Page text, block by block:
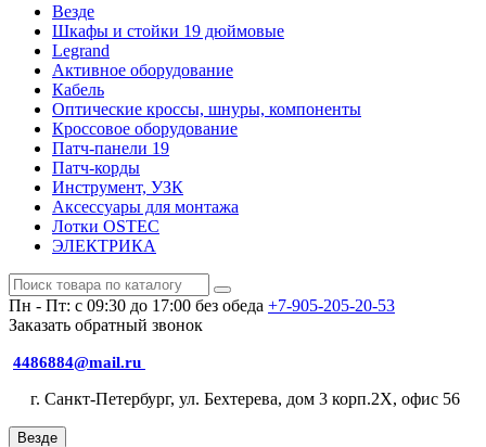
Везде
Шкафы и стойки 19 дюймовые
Legrand
Активное оборудование
Кабель
Оптические кроссы, шнуры, компоненты
Кроссовое оборудование
Патч-панели 19
Патч-корды
Инструмент, УЗК
Аксессуары для монтажа
Лотки OSTEC
ЭЛЕКТРИКА
Пн - Пт: с 09:30 до 17:00 без обеда +7-905-205-20-53
Заказать обратный звонок
4486884@mail.ru
г. Санкт-Петербург, ул. Бехтерева, дом 3 корп.2X, офис 56
Везде